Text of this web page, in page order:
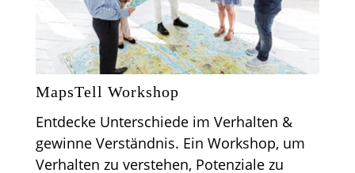
MapsTell Workshop
Entdecke Unterschiede im Verhalten &
gewinne Verständnis. Ein Workshop, um
Verhalten zu verstehen, Potenziale zu